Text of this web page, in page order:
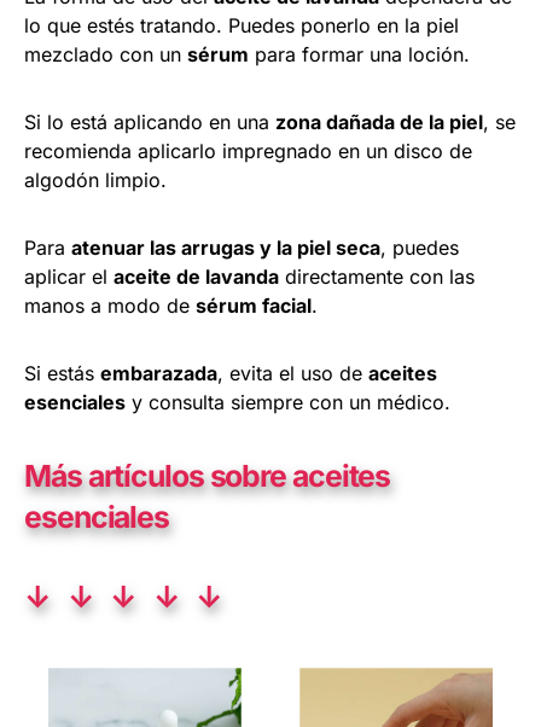
lo que estés tratando. Puedes ponerlo en la piel
mezclado con un sérum para formar una loción.
Si lo está aplicando en una zona dañada de la piel, se
recomienda aplicarlo impregnado en un disco de
algodón limpio.
Para atenuar las arrugas y la piel seca, puedes
aplicar el aceite de lavanda directamente con las
manos a modo de sérum facial.
Si estás embarazada, evita el uso de aceites
esenciales y consulta siempre con un médico.
Más artículos sobre aceites
esenciales
↓ ↓ ↓ ↓ ↓